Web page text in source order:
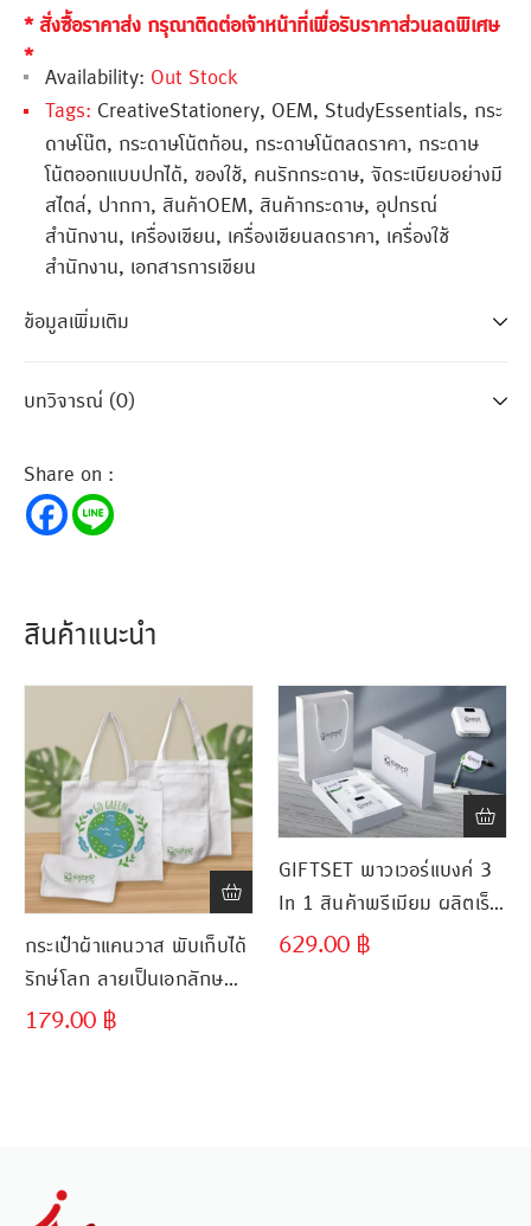
* สั่งซื้อราคาส่ง กรุณาติดต่อเจ้าหน้าที่เพื่อรับราคาส่วนลดพิเศษ
*
Availability: Out Stock
Tags: CreativeStationery, OEM, StudyEssentials, กระ
ดาษโน๊ต, กระดาษโน้ตก้อน, กระดาษโน้ตลดราคา, กระดาษ
โน้ตออกแบบปกได้, ของใช้, คนรักกระดาษ, จัดระเบียบอย่างมี
สไตล์, ปากกา, สินค้าOEM, สินค้ากระดาษ, อุปกรณ์
สำนักงาน, เครื่องเขียน, เครื่องเขียนลดราคา, เครื่องใช้
สำนักงาน, เอกสารการเขียน
Share on :
ข้อมูลเพิ่มเติม
บทวิจารณ์ (0)
สินค้าแนะนำ
กระเป๋าผ้าแคนวาส พับเก็บได้
รักษ์โลก ลายเป็นเอกลักษณ์
ผลิตเร็ว ส่งไว
179.00 ฿
GIFTSET พาวเวอร์แบงค์ 3
In 1 สินค้าพรีเมียม ผลิตเร็ว
ส่งไว
629.00 ฿